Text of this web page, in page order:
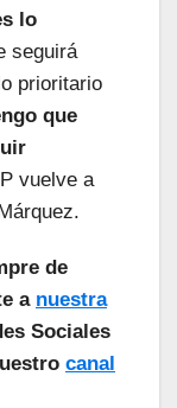
lo
seguirá
prioritario
que
vuelve a
de
a nuestra
Sociales
canal